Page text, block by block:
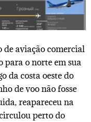
de aviação comercial
para o norte em sua
da costa oeste do
de voo não fosse
reapareceu na
perto do